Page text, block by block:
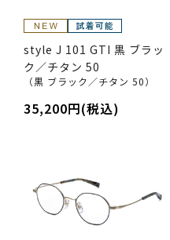
style J 101 GTI 黒 ブラッ
ク／チタン 50
（黒 ブラック／チタン 50）
35,200円(税込)